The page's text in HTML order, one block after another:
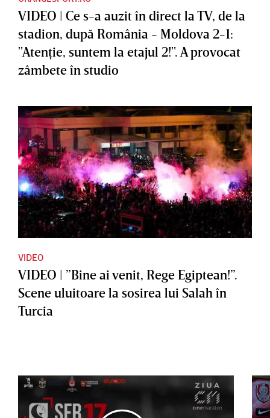
VIDEO | Ce s-a auzit în direct la TV, de la
stadion, după România - Moldova 2-1:
"Atenţie, suntem la etajul 2!". A provocat
zâmbete în studio
VIDEO
VIDEO | ”Bine ai venit, Rege Egiptean!”.
Scene uluitoare la sosirea lui Salah în
Turcia